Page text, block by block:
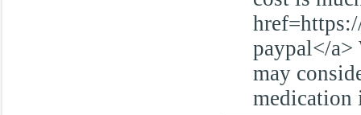
paypal</a>
may
medication